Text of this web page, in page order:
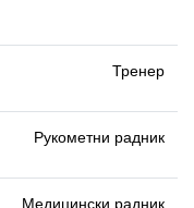
Тренер
Рукометни радник
Медицински радник